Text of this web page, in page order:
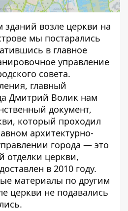
зданий возле церкви на
мы постарались
в главное
управление
совета.
главный
Дмитрий Волик нам
документ,
который проходил
архитектурно-
города — это
отделки церкви,
в 2010 году.
материалы по другим
церкви не подавались